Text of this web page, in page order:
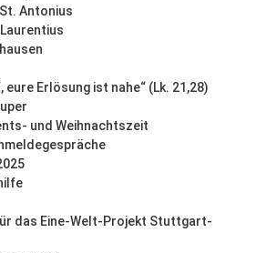
Antonius
eure Erlösung ist nahe“ (Lk. 21,28)
und Weihnachtszeit
das Eine-Welt-Projekt Stuttgart-